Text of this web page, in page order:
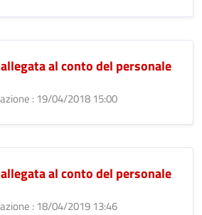
al conto del personale
: 19/04/2018 15:00
al conto del personale
: 18/04/2019 13:46